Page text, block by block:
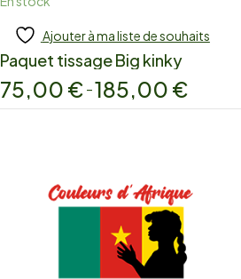
Add to cart
Ajouter à ma liste de souhaits
Paquet tissage Big kinky
75,00 € –185,00 €